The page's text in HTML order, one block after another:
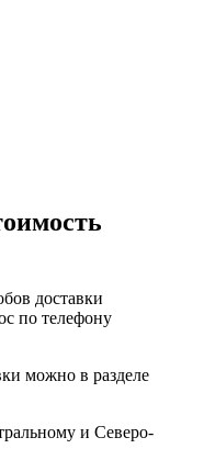
доставки
по телефону
можно в разделе
и Северо-